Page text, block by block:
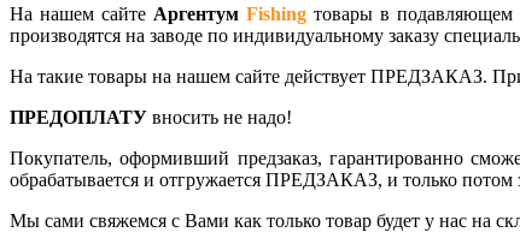
На нашем сайте Аргентум Fishingтовары в подавляющем
производятся на заводе по индивидуальному заказу
На такие товары на нашем сайте действует ПРЕДЗАКАЗ.
ПРЕДОПЛАТУ вносить не надо!
Покупатель, оформивший предзаказ, гарантированно
обрабатывается и отгружается ПРЕДЗАКАЗ, и только потом
Мы сами свяжемся с Вами как только товар будет у нас на